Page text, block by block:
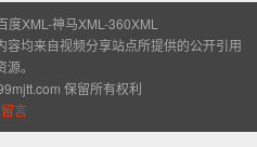
度XML -神马XML -360XML
均来自视频分享站点所提供的公开引用
源。
保留所有权利
留言